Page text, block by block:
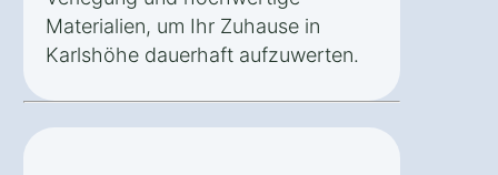
Materialien, um Ihr Zuhause in
Karlshöhe dauerhaft aufzuwerten.